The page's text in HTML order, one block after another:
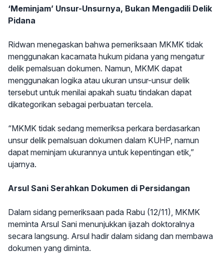
‘Meminjam’ Unsur-Unsurnya, Bukan Mengadili Delik
Pidana
Ridwan menegaskan bahwa pemeriksaan MKMK tidak
menggunakan kacamata hukum pidana yang mengatur
delik pemalsuan dokumen. Namun, MKMK dapat
menggunakan logika atau ukuran unsur-unsur delik
tersebut untuk menilai apakah suatu tindakan dapat
dikategorikan sebagai perbuatan tercela.
“MKMK tidak sedang memeriksa perkara berdasarkan
unsur delik pemalsuan dokumen dalam KUHP, namun
dapat meminjam ukurannya untuk kepentingan etik,”
ujarnya.
Arsul Sani Serahkan Dokumen di Persidangan
Dalam sidang pemeriksaan pada Rabu (12/11), MKMK
meminta Arsul Sani menunjukkan ijazah doktoralnya
secara langsung. Arsul hadir dalam sidang dan membawa
dokumen yang diminta.